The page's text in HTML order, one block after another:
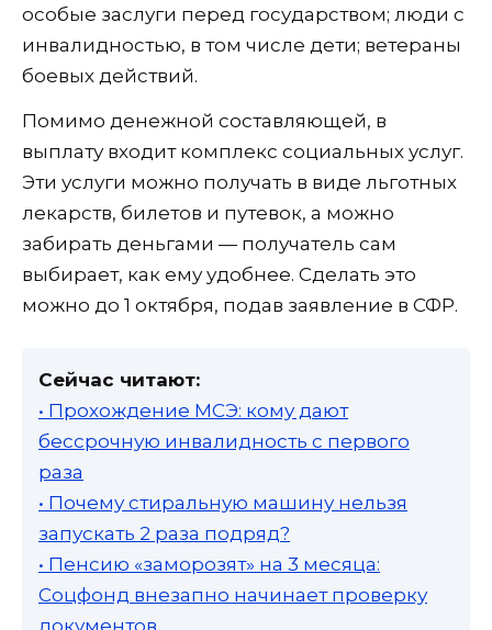
особые заслуги перед государством; люди с
инвалидностью, в том числе дети; ветераны
боевых действий.
Помимо денежной составляющей, в
выплату входит комплекс социальных услуг.
Эти услуги можно получать в виде льготных
лекарств, билетов и путевок, а можно
забирать деньгами — получатель сам
выбирает, как ему удобнее. Сделать это
можно до 1 октября, подав заявление в СФР.
Сейчас читают:
• Прохождение МСЭ: кому дают
бессрочную инвалидность с первого
раза
• Почему стиральную машину нельзя
запускать 2 раза подряд?
• Пенсию «заморозят» на 3 месяца:
Соцфонд внезапно начинает проверку